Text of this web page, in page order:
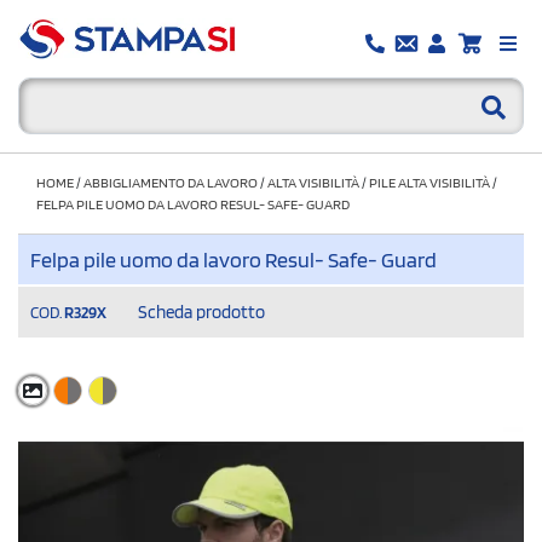
HOME/ABBIGLIAMENTO DA LAVORO/ALTA VISIBILITÀ/PILE ALTA VISIBILITÀ/
FELPA PILE UOMO DA LAVORO RESUL- SAFE- GUARD
Felpa pile uomo da lavoro Resul- Safe- Guard
COD. R329X Scheda prodotto